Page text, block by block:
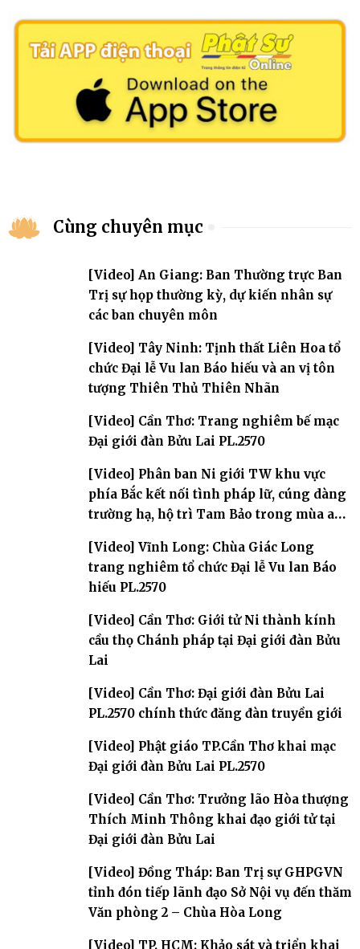
Cùng chuyên mục
[Video] An Giang: Ban Thường trực Ban
Trị sự họp thường kỳ, dự kiến nhân sự
các ban chuyên môn
[Video] Tây Ninh: Tịnh thất Liên Hoa tổ
chức Đại lễ Vu lan Báo hiếu và an vị tôn
tượng Thiên Thủ Thiên Nhãn
[Video] Cần Thơ: Trang nghiêm bế mạc
Đại giới đàn Bửu Lai PL.2570
[Video] Phân ban Ni giới TW khu vực
phía Bắc kết nối tình pháp lữ, cúng dàng
trường hạ, hộ trì Tam Bảo trong mùa an
[Video] Vĩnh Long: Chùa Giác Long
trang nghiêm tổ chức Đại lễ Vu lan Báo
hiếu PL.2570
[Video] Cần Thơ: Giới tử Ni thành kính
cầu thọ Chánh pháp tại Đại giới đàn Bửu
Lai
[Video] Cần Thơ: Đại giới đàn Bửu Lai
PL.2570 chính thức đăng đàn truyền giới
[Video] Phật giáo TP.Cần Thơ khai mạc
Đại giới đàn Bửu Lai PL.2570
[Video] Cần Thơ: Trưởng lão Hòa thượng
Thích Minh Thông khai đạo giới tử tại
Đại giới đàn Bửu Lai
[Video] Đồng Tháp: Ban Trị sự GHPGVN
tỉnh đón tiếp lãnh đạo Sở Nội vụ đến thăm
Văn phòng 2 – Chùa Hòa Long
[Video] TP. HCM: Khảo sát và triển khai